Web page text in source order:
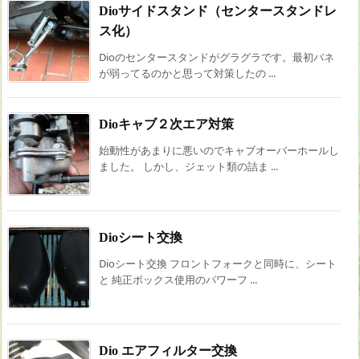
Dioサイドスタンド（センタースタンドレ
ス化）
Dioのセンタースタンドがグラグラです。最初バネ
が弱ってるのかと思って対策したの ...
Dioキャブ２次エア対策
始動性があまりに悪いのでキャブオーバーホールし
ました。 しかし、ジェット類の詰ま ...
Dioシート交換
Dioシート交換 フロントフォークと同時に、シート
と 純正ボックス使用のパワーフ ...
Dio エアフィルター交換